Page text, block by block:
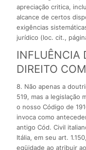
apreciação critica,
alcance de certos
exigências
jurídico (loc. cit.,
INFLUÊNCIA
DIREITO
8. Não apenas a
519, mas a legislação
o nosso Código de
invoca como
antigo Cód. Civil
Itália, em seu art.
eqüidade ao atribuir